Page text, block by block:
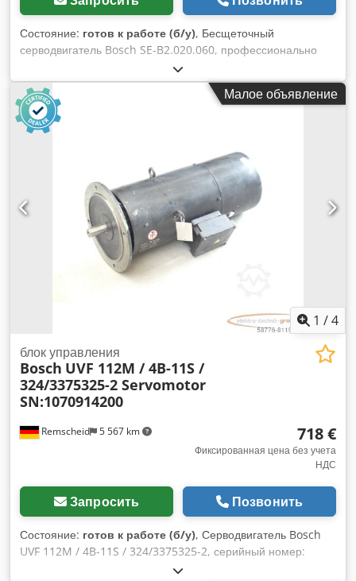
Состояние: готов к работе (б/у), Бесщеточный
серводвигатель Bosch SE-B2.020.060, профессионально
полностью отремонтирован и протестирован, с 12-
месячной гарантией, 100% работоспособен, комплект
поставки соответствует фотографиям. Согласованные
скидки на продажу на этот товар не распространяются.
Цену уточняйте отдельно! Crjdpfx Ahji D Hcie Dsf
Малое объявление
1 /4
Remscheid 5 567 km
блок управления
Bosch UVF 112M / 4B-11S /
324/3375325-2 Servomotor
SN:1070914200
718 €
Фиксированная цена без учета
НДС
Запросить Позвонить
Состояние: готов к работе (б/у), Серводвигатель Bosch
UVF 112M / 4B-11S / 324/3375325-2, серийный номер:
1070914200, б/у, нормальные следы износа, 100%